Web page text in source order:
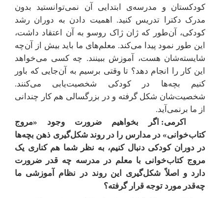
کودکستان و مدرسه‌ی ابتدایی آن نمی‌توانستید بدون
مدرک دکترا تدریس کنید. اهمیت دادن به دوران رشد
کودکی، آن‌طور که ژان ژاک روسو به آن اعتقاد داشت،
این طور نمود پیدا می‌کند. معلم‌های ما باید بیش از آن‌چه
شایسته‌شان هست، آموزش ببینند. چه کسی می‌خواهد
این کار را انجام دهد؟ تا وقتی برسیم به آن‌جایی که باور
کنیم بچه‌ها در کودکی شخصیت‌یابی می‌کنند.
شخصیت‌شان شکل گرفته و در بزرگسالی هم کار چندانی
از ما برنمی‌آید.
اکرمی: اگر بخواهیم ضرورت وجود «مروج
کتاب‌خوانی» در مدارس را در روند شکل‌گیری ذهن بچه‌ها
در دوران کودکی دنبال کنیم، به نظر شما هم کناری یک
مروج کتاب‌خوانی با معلم در مدرسه چه قدر ضرورت
دارد و اصلاً شکل‌گیری این روند در نظام آموزشی ما
چه‌قدر مورد توجه قرار گرفته؟